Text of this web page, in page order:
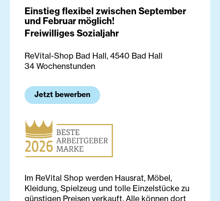
Einstieg flexibel zwischen September
und Februar möglich!
Freiwilliges Sozialjahr
ReVital-Shop Bad Hall, 4540 Bad Hall
34 Wochenstunden
Jetzt bewerben
Im ReVital Shop werden Hausrat, Möbel,
Kleidung, Spielzeug und tolle Einzelstücke zu
günstigen Preisen verkauft. Alle können dort